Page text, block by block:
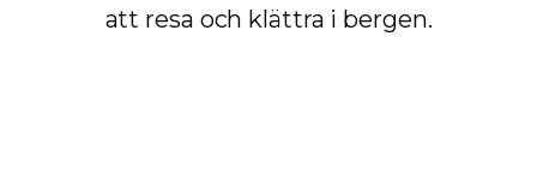
att resa och klättra i bergen.